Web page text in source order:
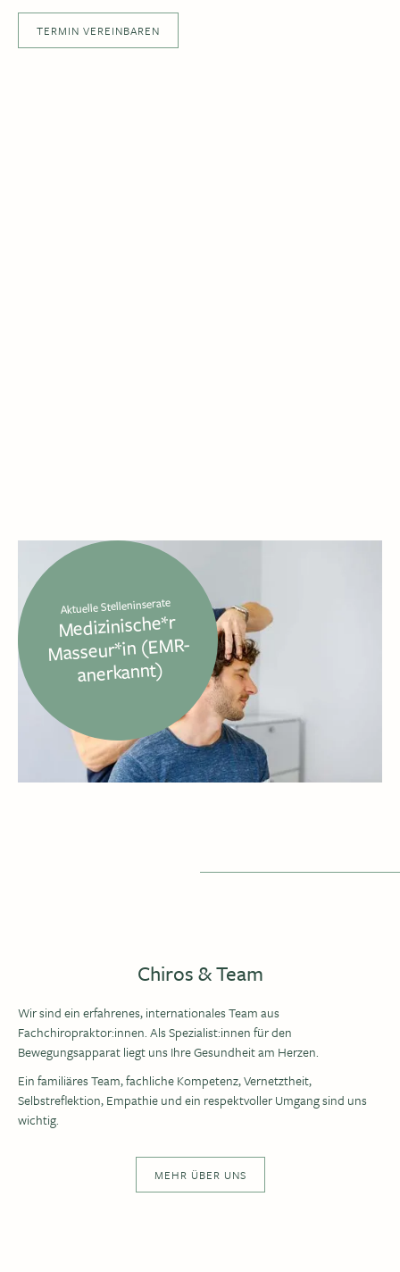
TERMIN VEREINBAREN
Aktuelle Stelleninserate
Medizinische*r
Masseur*in (EMR-
anerkannt)
Chiros & Team
Wir sind ein erfahrenes, internationales Team aus
Fachchiropraktor:innen. Als Spezialist:innen für den
Bewegungsapparat liegt uns Ihre Gesundheit am Herzen.
Ein familiäres Team, fachliche Kompetenz, Vernetztheit,
Selbstreflektion, Empathie und ein respektvoller Umgang sind uns
wichtig.
MEHR ÜBER UNS